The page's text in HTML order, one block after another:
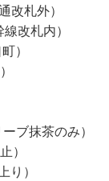
改札外）
改札内）
）
ブ抹茶のみ）
）
り）